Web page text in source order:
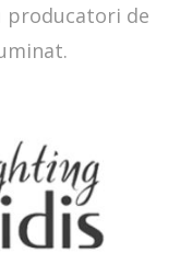
producatori de